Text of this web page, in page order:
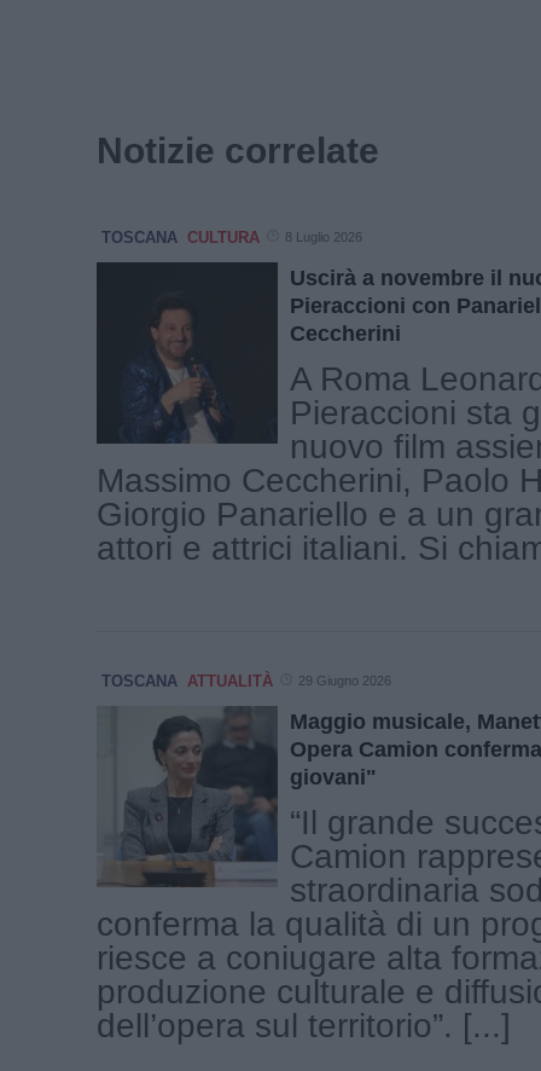
Notizie correlate
TOSCANA CULTURA 8 Luglio 2026
Uscirà a novembre il
Pieraccioni con
Ceccherini
A Roma
Pieraccioni sta
nuovo film
Massimo Ceccherini, Paolo
Giorgio Panariello e a un
attori e attrici italiani. Si
TOSCANA ATTUALITÀ 29 Giugno 2026
Maggio musicale,
Opera Camion
giovani"
“Il grande
Camion
straordinaria
conferma la qualità di un
riesce a coniugare alta
produzione culturale e
dell’opera sul territorio”. [...]